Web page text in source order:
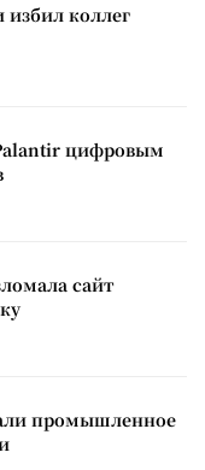
коллег
цифровым
сайт
промышленное